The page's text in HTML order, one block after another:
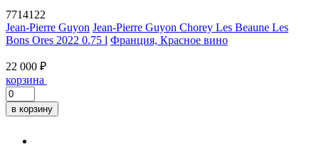
7714122
Jean-Pierre Guyon Jean-Pierre Guyon Chorey Les Beaune Les
Bons Ores 2022 0.75 l Франция, Красное вино
22 000 ₽
корзина
в корзину